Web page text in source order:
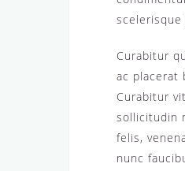
Curabitur
ac placerat
Curabitur
sollicitudin
felis,
nunc